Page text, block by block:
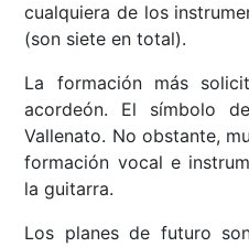
cualquiera de los
(son siete en total).
La formación más
acordeón. El símbolo
Vallenato. No obstante,
formación vocal e
la guitarra.
Los planes de futuro